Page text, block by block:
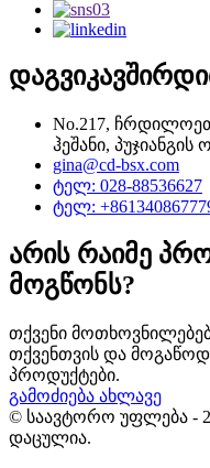
No.217,
ჰეშანი, პუჯიანგის
gina@cd-bsx.com
ტელ: 028-88536627
ტელ:
არის რაიმე
მოგწონს?
თქვენი
თქვენთვის და
პროდუქტები.
გამოძიება ახლავე
© საავტორო უფლება -
დაცულია.